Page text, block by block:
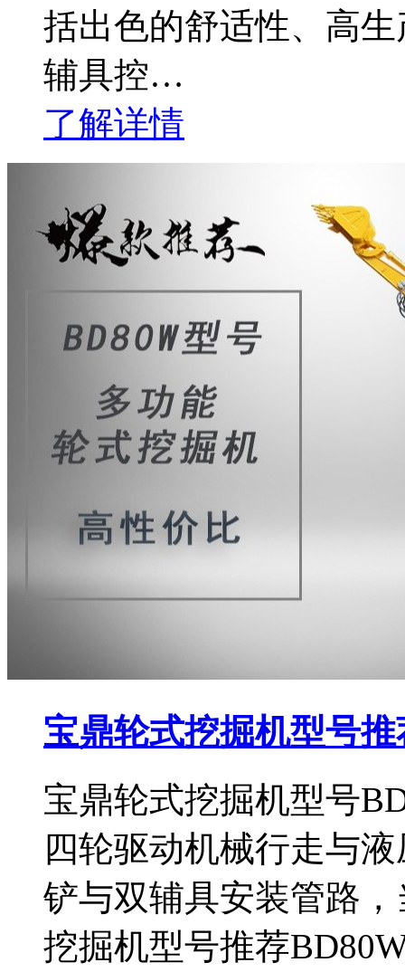
括出色的舒适性、高
辅具控…
了解详情
宝鼎轮式挖掘机型号
宝鼎轮式挖掘机型号
四轮驱动机械行走与
铲与双辅具安装管路
挖掘机型号推荐